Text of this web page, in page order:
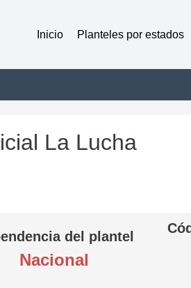
Inicio Planteles por estados
La Lucha
del plantel
Nacional